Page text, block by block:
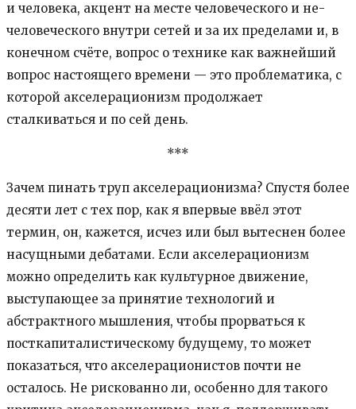
и человека, акцент на месте человеческого и не-
человеческого внутри сетей и за их пределами и, в
конечном счёте, вопрос о технике как важнейший
вопрос настоящего времени — это проблематика, с
которой акселерационизм продолжает
сталкиваться и по сей день.
***
Зачем пинать труп акселерационизма? Спустя более
десяти лет с тех пор, как я впервые ввёл этот
термин, он, кажется, исчез или был вытеснен более
насущными дебатами. Если акселерационизм
можно определить как культурное движение,
выступающее за принятие технологий и
абстрактного мышления, чтобы прорваться к
посткапиталистическому будущему, то может
показаться, что акселерационистов почти не
осталось. Не рискованно ли, особенно для такого